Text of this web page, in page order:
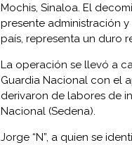
Mochis, Sinaloa. El
presente administración
país, representa un duro
La operación se llevó a
Guardia Nacional con el
derivaron de labores de
Nacional (Sedena).
Jorge “N”, a quien se